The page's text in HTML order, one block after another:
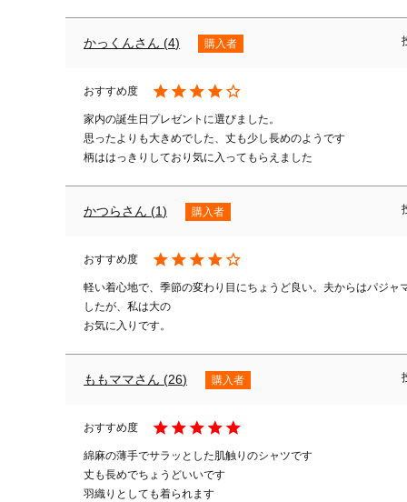
かっくん 4 購入者
家内の誕生日プレゼントに選びました。
思ったよりも大きめでした、丈も少し長めのようです
柄ははっきりしており気に入ってもらえました
かつら 1 購入者
軽い着心地で、季節の変わり目にちょうど良い。夫からはパジャ
したが、私は大の
お気に入りです。
ももママ 26 購入者
綿麻の薄手でサラッとした肌触りのシャツです
丈も長めでちょうどいいです
羽織りとしても着られます